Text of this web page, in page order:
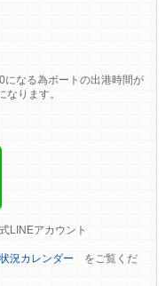
になる為ボートの出港時間が
ります。
LINEアカウント
況カレンダー をご覧くだ